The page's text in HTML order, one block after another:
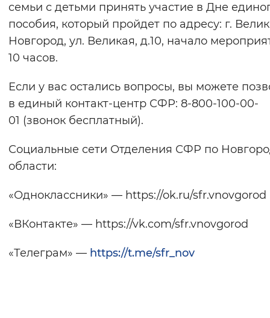
семьи с детьми принять участие в Дне
пособия, который пройдет по адресу: г.
Новгород, ул. Великая, д.10, начало
10 часов.
Если у вас остались вопросы, вы можете
в единый контакт-центр СФР: 8-800-100-00-
01 (звонок бесплатный).
Социальные сети Отделения СФР по
области:
«Одноклассники» — https://ok.ru/sfr.vnovgorod
«ВКонтакте» — https://vk.com/sfr.vnovgorod
«Телеграм» — https://t.me/sfr_nov